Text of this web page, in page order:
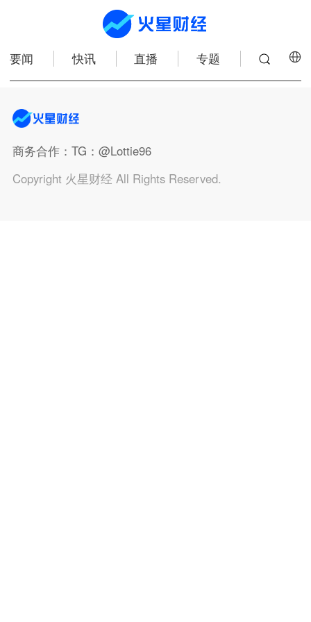
要闻 快讯 直播 专题
商务合作：TG：@Lottie96
Copyright 火星财经 All Rights Reserved.